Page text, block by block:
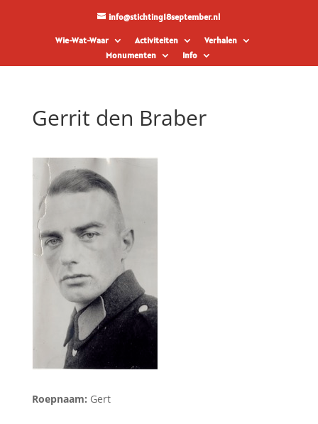
info@stichting18september.nl
Wie-Wat-Waar Activiteiten
Verhalen
Monumenten
Info
Gerrit den Braber
Roepnaam: Gert